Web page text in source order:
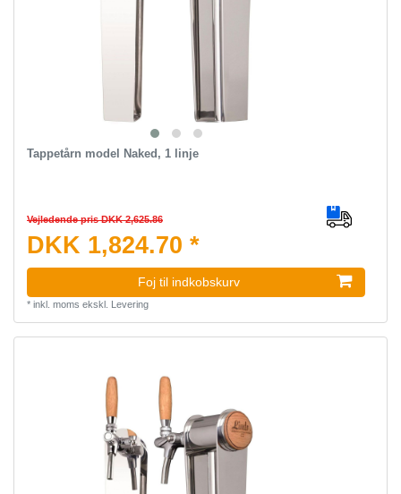
Tappetårn model Naked, 1 linje
Vejledende pris DKK 2,625.86
DKK 1,824.70 *
Foj til indkobskurv
* inkl. moms ekskl. Levering